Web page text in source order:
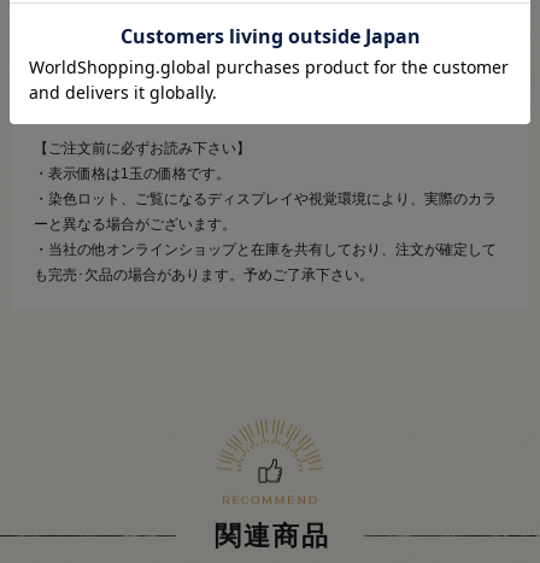
ウエアから小物まで、また棒針からカギ針まで非常に用途の広い、使い
やすい太さと質の合太糸です。
【ご注文前に必ずお読み下さい】
・表示価格は1玉の価格です。
・染色ロット、ご覧になるディスプレイや視覚環境により、実際のカラ
ーと異なる場合がございます。
・当社の他オンラインショップと在庫を共有しており、注文が確定して
も完売･欠品の場合があります。予めご了承下さい。
関連商品